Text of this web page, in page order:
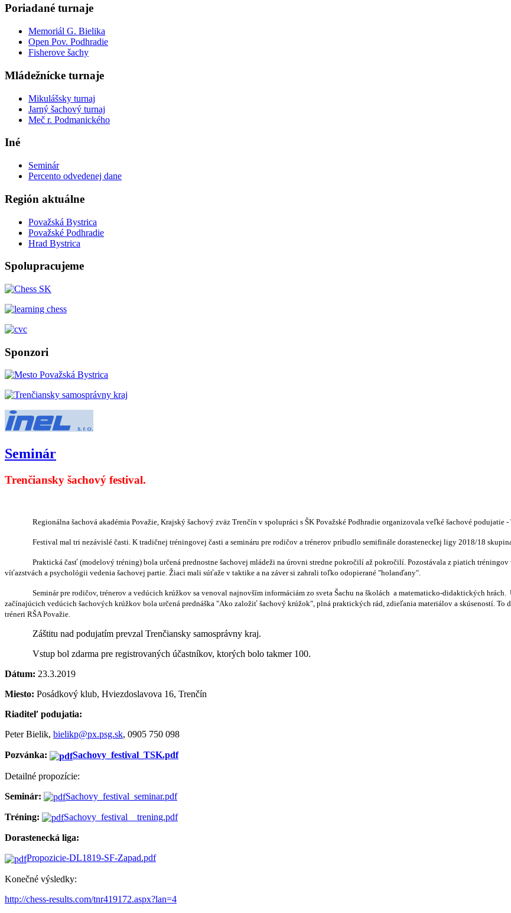
Poriadané turnaje
Memoriál G. Bielika
Open Pov. Podhradie
Fisherove šachy
Mládežnícke turnaje
Mikulášsky turnaj
Jarný šachový turnaj
Meč r. Podmanického
Iné
Seminár
Percento odvedenej dane
Región aktuálne
Považská Bystrica
Považské Podhradie
Hrad Bystrica
Spolupracujeme
Sponzori
Seminár
Trenčiansky šachový festival.
Regionálna šachová akadémia Považie, Krajský šachový zväz Trenčín v spolupráci s ŠK Považské Podhradie organizovala veľké šachové podujatie
Festival mal tri nezávislé časti. K tradičnej tréningovej časti a semináru pre rodičov a trénerov pribudlo semifinále dorasteneckej ligy 2018/18
Praktická časť (modelový tréning) bola určená prednostne šachovej mládeži na úrovni stredne pokročilí až pokročilí. Pozostávala z piatich
víťazstvách a psychológii vedenia šachovej partie. Žiaci mali súťaže v taktike a na záver si zahrali toľko odopierané "holanďany".
Seminár pre rodičov, trénerov a vedúcich krúžkov sa venoval najnovším informáciám zo sveta Šachu na školách a matematicko-didaktických hrách.
začínajúcich vedúcich šachových krúžkov bola určená prednáška "Ako založiť šachový krúžok", plná praktických rád, zdieľania materiálov a skúseností.
tréneri RŠA Považie.
Záštitu nad podujatím prevzal Trenčiansky samosprávny kraj.
Vstup bol zdarma pre registrovaných účastníkov, ktorých bolo takmer 100.
Dátum: 23.3.2019
Miesto: Posádkový klub, Hviezdoslavova 16, Trenčín
Riaditeľ podujatia:
Peter Bielik, bielikp@px.psg.sk, 0905 750 098
Pozvánka: Sachovy_festival_TSK.pdf
Detailné propozície:
Seminár:
Sachovy_festival_seminar.pdf
Tréning: Sachovy_festival__trening.pdf
Dorastenecká liga:
Propozicie-DL1819-SF-Zapad.pdf
Konečné výsledky:
http://chess-results.com/tnr419172.aspx?lan=4